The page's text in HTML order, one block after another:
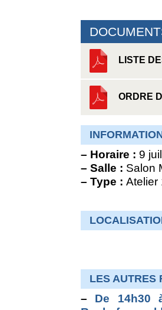
LISTE
ORDRE
– Horaire : 9
– Salle : Salon
– Type : Atelier
LES AUTRES
–
De 14h30